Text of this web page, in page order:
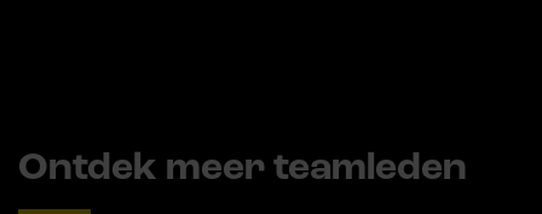
Ontdek meer teamleden